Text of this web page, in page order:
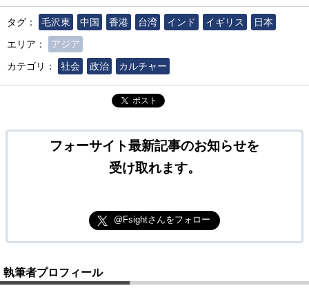
タグ： 毛沢東 中国 香港 台湾 インド イギリス
日本
エリア：
アジア
カテゴリ：
社会 政治 カルチャー
ポスト
フォーサイト最新記事のお知らせを
受け取れます。
@Fsightさんをフォロー
執筆者プロフィール